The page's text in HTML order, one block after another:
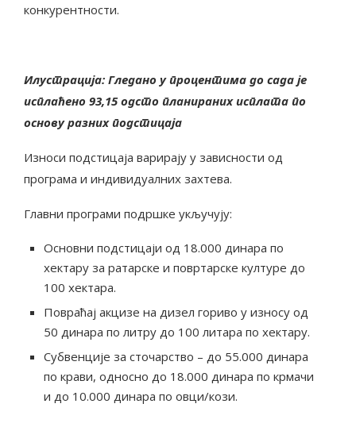
конкурентности.
Илустрација: Гледано у процентима до сада је
исплаћено 93,15 одсто планираних исплата по
основу разних подстицаја
Износи подстицаја варирају у зависности од
програма и индивидуалних захтева.
Главни програми подршке укључују:
Основни подстицаји од 18.000 динара по
хектару за ратарске и повртарске културе до
100 хектара.
Повраћај акцизе на дизел гориво у износу од
50 динара по литру до 100 литара по хектару.
Субвенције за сточарство – до 55.000 динара
по крави, односно до 18.000 динара по крмачи
и до 10.000 динара по овци/кози.